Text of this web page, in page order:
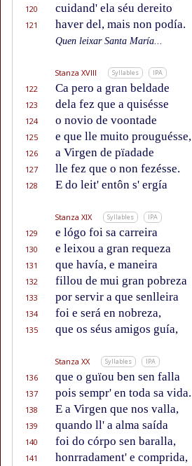
120
cuidand' ela séu dereito
121
haver del, mais non podía.
Quen leixar Santa María...
Stanza XVIII Syllables IPA
122 Ca pero a gran beldade
123
dela fez que a quisésse
124
o novio de voontade
125
e que lle muito prouguésse,
126
a Virgen de pïadade
127
lle fez que o non fezésse.
128
E do leit' entôn s' ergía
Stanza XIX Syllables IPA
129 e lógo foi sa carreira
130
e leixou a gran requeza
131
que havía, e maneira
132
fillou de mui gran pobreza
133
por servir a que senlleira
134
foi e será en nobreza,
135
que os séus amigos guía,
Stanza XX Syllables IPA
136 que o guïou ben sen falla
137
pois sempr' en toda sa vida.
138
E a Virgen que nos valla,
139
quando ll' a alma saída
140
foi do córpo sen baralla,
141
honrradament' e comprida,